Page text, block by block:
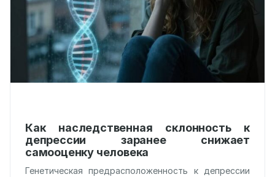
Как наследственная склонность к
депрессии заранее снижает
самооценку человека
Генетическая предрасположенность к депрессии